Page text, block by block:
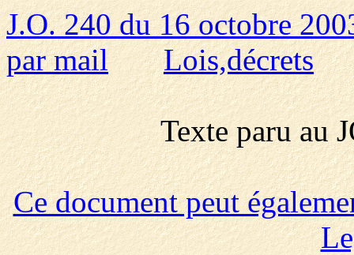
J.O. 240 du 16 octobre
par mail
Lois,décrets
Texte paru au
Ce document peut